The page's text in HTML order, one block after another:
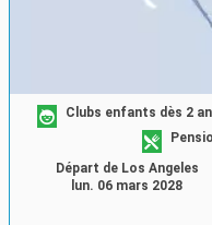
Clubs enfants dès 2
Départ de Los Angeles
lun. 06 mars 2028